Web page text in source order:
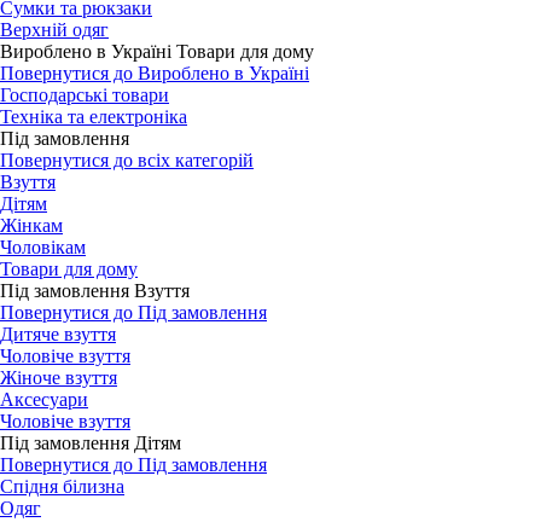
Сумки та рюкзаки
Верхній одяг
Вироблено в Україні Товари для дому
Повернутися до Вироблено в Україні
Господарські товари
Техніка та електроніка
Під замовлення
Повернутися до всіх категорій
Взуття
Дітям
Жінкам
Чоловікам
Товари для дому
Під замовлення Взуття
Повернутися до Під замовлення
Дитяче взуття
Чоловіче взуття
Жіноче взуття
Аксесуари
Чоловіче взуття
Під замовлення Дітям
Повернутися до Під замовлення
Спідня білизна
Одяг